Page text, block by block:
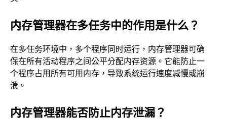
内存管理器在多任务中的作用是什么？
在多任务环境中，多个程序同时运行，内存管理器可确
保在所有活动程序之间公平分配内存资源。它能防止一
个程序占用所有可用内存，导致系统运行速度减慢或崩
溃。
内存管理器能否防止内存泄漏？